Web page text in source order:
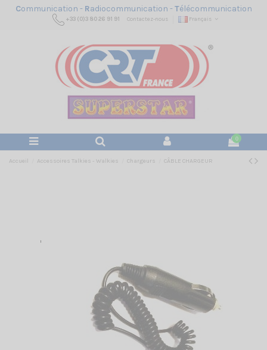
Communication - Radiocommunication -Télécommunication
+33 (0)3 80 26 91 91 Contactez-nous Français
0
Accueil Accessoires Talkies - Walkies Chargeurs CÂBLE CHARGEUR